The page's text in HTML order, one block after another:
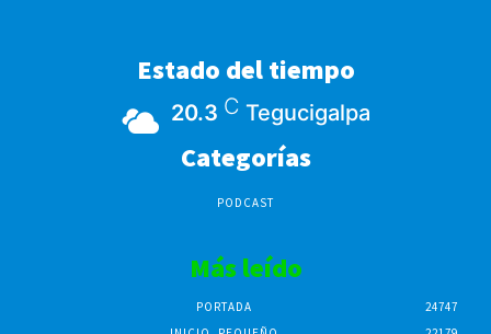
Estado del tiempo
20.3 C Tegucigalpa
Categorías
PODCAST
Más leído
PORTADA
24747